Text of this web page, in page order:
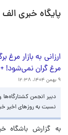
پایگاه خبری الف
ارزانی به بازار
مرغ گران نمی‌شود!
۹ بهمن ۱۴۰۴، ۱۲:۳۸
نسبت به روزهای اخیر
به گزارش باشگاه